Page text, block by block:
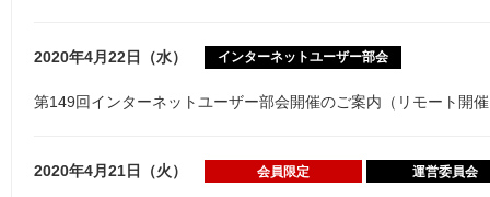
2020年4月22日（水） インターネットユーザー部会
第149回インターネットユーザー部会開催のご案内（リモート開
2020年4月21日（火） 会員限定 運営委員会